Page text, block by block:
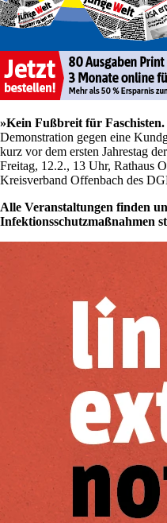
»Kein Fußbreit für
Demonstration gegen eine
kurz vor dem ersten Jahrestag
Freitag, 12.2., 13 Uhr, Rathaus
Kreisverband Offenbach des
Alle Veranstaltungen finden
Infektionsschutzmaßnahmen